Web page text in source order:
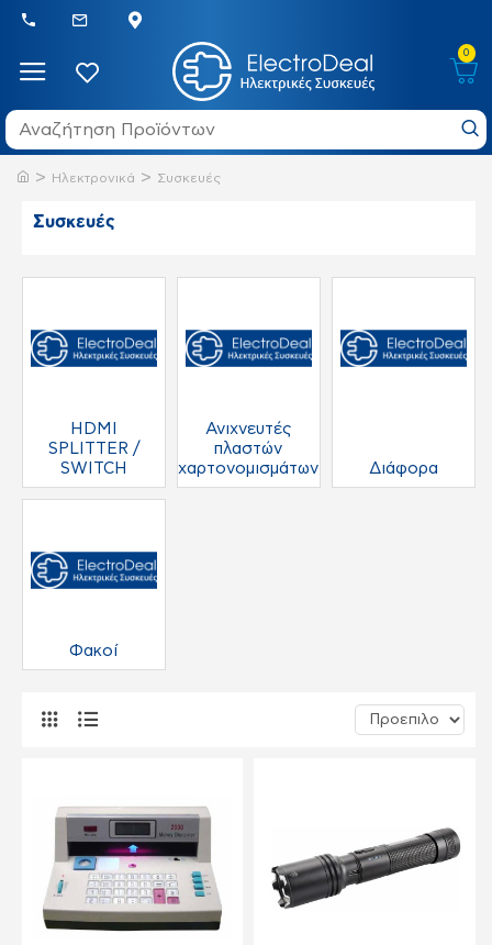
0
Ηλεκτρονικά Συσκευές
Συσκευές
HDMI
SPLITTER /
SWITCH
Ανιχνευτές
πλαστών
χαρτονομισμάτων
Διάφορα
Φακοί